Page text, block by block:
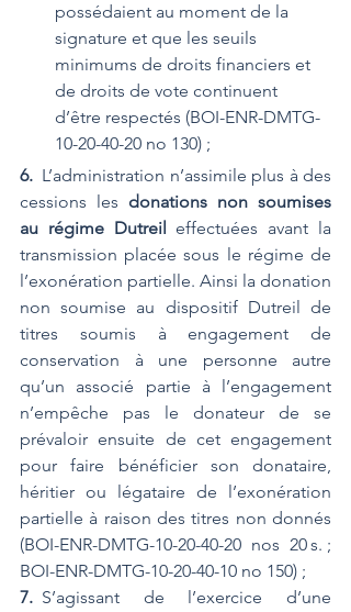
possédaient au moment de la
signature et que les seuils
minimums de droits financiers et
de droits de vote continuent
d’être respectés (BOI-ENR-DMTG-
10-20-40-20 no 130) ;
6. L’administration n’assimile plus à des
cessions les donations non soumises
au régime Dutreil effectuées avant la
transmission placée sous le régime de
l’exonération partielle. Ainsi la donation
non soumise au dispositif Dutreil de
titres soumis à engagement de
conservation à une personne autre
qu’un associé partie à l’engagement
n’empêche pas le donateur de se
prévaloir ensuite de cet engagement
pour faire bénéficier son donataire,
héritier ou légataire de l’exonération
partielle à raison des titres non donnés
(BOI-ENR-DMTG-10-20-40-20 nos 20 s. ;
BOI-ENR-DMTG-10-20-40-10 no 150) ;
7.